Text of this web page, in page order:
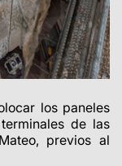
los paneles
de las
previos al